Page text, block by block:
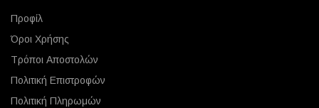
Προφίλ
Όροι Χρήσης
Τρόποι Αποστολών
Πολιτική Επιστροφών
Πολιτική Πληρωμών